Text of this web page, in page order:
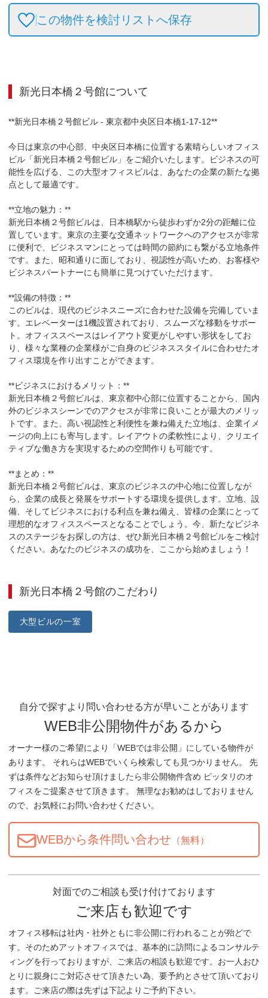
この物件を検討リストへ保存
新光日本橋２号館について
**新光日本橋２号館ビル - 東京都中央区日本橋1-17-12**
今日は東京の中心部、中央区日本橋に位置する素晴らしいオフィス
ビル「新光日本橋２号館ビル」をご紹介いたします。ビジネスの可
能性を広げる、この大型オフィスビルは、あなたの企業の新たな拠
点として最適です。
**立地の魅力：**
新光日本橋２号館ビルは、日本橋駅から徒歩わずか2分の距離に位
置しています。東京の主要な交通ネットワークへのアクセスが非常
に便利で、ビジネスマンにとっては時間の節約にも繋がる立地条件
です。また、昭和通りに面しており、視認性が高いため、お客様や
ビジネスパートナーにも簡単に見つけていただけます。
**設備の特徴：**
このビルは、現代のビジネスニーズに合わせた設備を完備していま
す。エレベーターは1機設置されており、スムーズな移動をサポー
ト。オフィススペースはレイアウト変更がしやすい形状をしてお
り、様々な業種の企業様がご自身のビジネススタイルに合わせたオ
フィス環境を作り出すことができます。
**ビジネスにおけるメリット：**
新光日本橋２号館ビルは、東京都中心部に位置することから、国内
外のビジネスシーンでのアクセスが非常に良いことが最大のメリッ
トです。また、高い視認性と利便性を兼ね備えた立地は、企業イメ
ージの向上にも寄与します。レイアウトの柔軟性により、クリエイ
ティブな働き方を実現するための空間作りも可能です。
**まとめ：**
新光日本橋２号館ビルは、東京のビジネスの中心地に位置しなが
ら、企業の成長と発展をサポートする環境を提供します。立地、設
備、そしてビジネスにおける利点を兼ね備え、皆様の企業にとって
理想的なオフィススペースとなることでしょう。今、新たなビジネ
スのステージをお探しの方は、ぜひ新光日本橋２号館ビルをご検討
ください。あなたのビジネスの成功を、ここから始めましょう！
新光日本橋２号館のこだわり
大型ビルの一室
自分で探すより問い合わせる方が早いことがあります
WEB非公開物件があるから
オーナー様のご希望により「WEBでは非公開」にしている物件が
あります。 それらはWEBでいくら検索しても見つかりません。 先
ずは条件などお知らせ頂けましたら非公開物件含め ピッタリのオ
フィスをご提案させて頂きます。 無理なお勧めはしておりません
ので、お気軽にお問い合わせください。
WEBから条件問い合わせ （無料）
対面でのご相談も受け付けております
ご来店も歓迎です
オフィス移転は社内・社外ともに非公開に行われることが殆どで
す。そのためアットオフィスでは、基本的に訪問によるコンサルテ
ィングを行っておりますが、ご来店の相談も歓迎です。お一人おひ
とりに親身にご対応させて頂きたい為、要予約とさせて頂いており
ます。ご来店の際は先ずは下記よりご予約下さい。